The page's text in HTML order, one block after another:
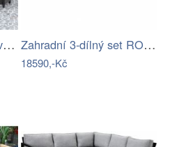
Melfin Zahradní ratanová sestava… Zahradní 3-dílný set RODEN Tempo Kondela
18590,-Kč